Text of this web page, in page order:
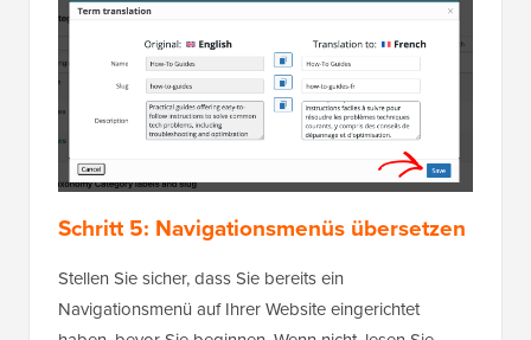
Schritt 5: Navigationsmenüs übersetzen
Stellen Sie sicher, dass Sie bereits ein
Navigationsmenü auf Ihrer Website eingerichtet